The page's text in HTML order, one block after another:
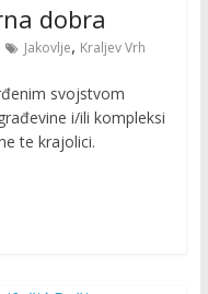
dobra
Jakovlje, Kraljev Vrh
svojstvom
i/ili kompleksi
te krajolici.